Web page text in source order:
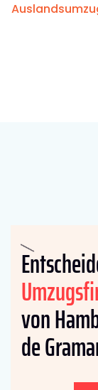
von
de